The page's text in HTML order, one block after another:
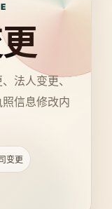
法人变更、
信息修改内
变更